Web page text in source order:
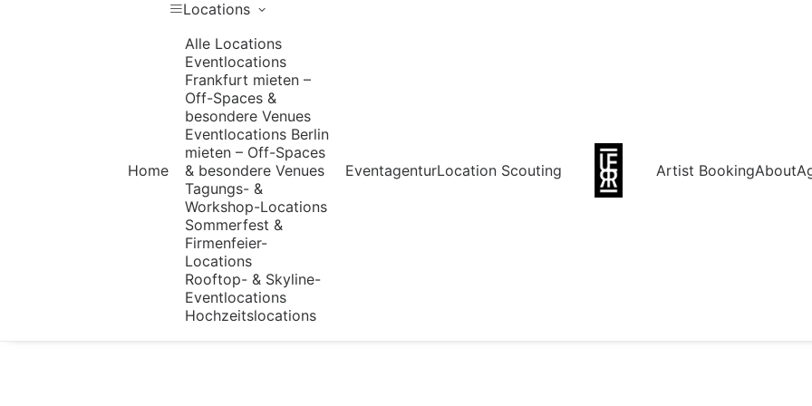
Home
Locations
Alle Locations
Eventlocations
Frankfurt mieten –
Off-Spaces &
besondere Venues
Eventlocations Berlin
mieten – Off-Spaces
& besondere Venues
Tagungs- &
Workshop-Locations
Sommerfest &
Firmenfeier-
Locations
Rooftop- & Skyline-
Eventlocations
Hochzeitslocations
EventagenturLocation Scouting Artist BookingAbout